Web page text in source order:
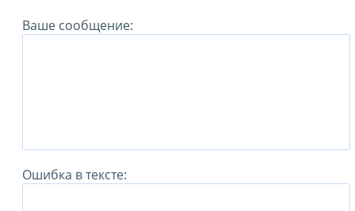
Ваше сообщение:
Ошибка в тексте: